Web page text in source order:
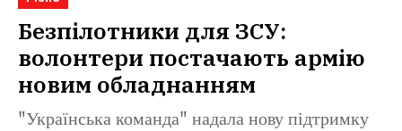
Безпілотники для ЗСУ:
волонтери постачають армію
новим обладнанням
"Українська команда" надала нову підтримку